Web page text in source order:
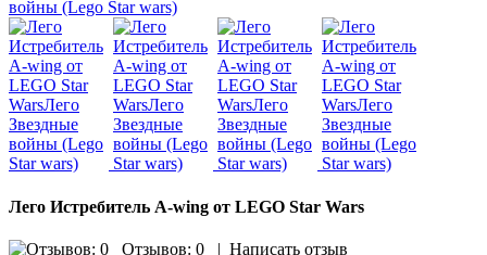
Лего Истребитель A-wing от LEGO Star Wars
Отзывов: 0 | Написать отзыв